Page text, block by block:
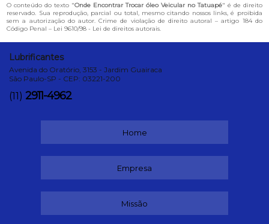
O conteúdo do texto "Onde Encontrar Trocar óleo Veicular no Tatuapé" é de direito
reservado. Sua reprodução, parcial ou total, mesmo citando nossos links, é proibida
sem a autorização do autor. Crime de violação de direito autoral – artigo 184 do
Código Penal – Lei 9610/98 - Lei de direitos autorais.
Lubrificantes
Avenida do Oratório, 3153 - Jardim Guairaca
São Paulo-SP - CEP: 03221-200
(11) 2911-4962
Home
Empresa
Missão